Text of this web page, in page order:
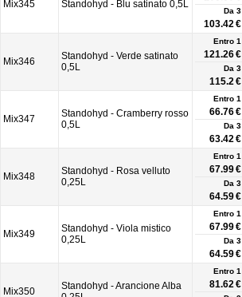
Mix345 Standohyd - Blu satinato 0,5L
Da 3
103.42 €
Mix346
Standohyd - Verde satinato
0,5L
Entro 1
121.26 €
Da 3
115.2 €
Mix347
Standohyd - Cramberry rosso
0,5L
Entro 1
66.76 €
Da 3
63.42 €
Mix348
Standohyd - Rosa velluto
0,25L
Entro 1
67.99 €
Da 3
64.59 €
Mix349
Standohyd - Viola mistico
0,25L
Entro 1
67.99 €
Da 3
64.59 €
Mix350
Standohyd - Arancione Alba
Entro 1
81.62 €